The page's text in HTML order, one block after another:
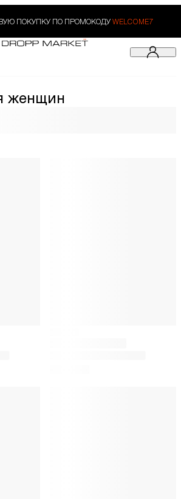
ПОКУПКУ ПО ПРОМОКОДУ WELCOME7
женщин